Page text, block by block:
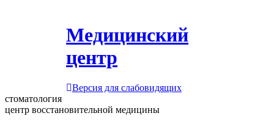
Медицинский
центр
Версия для слабовидящих
стоматология
центр восстановительной медицины